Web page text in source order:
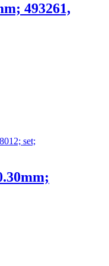
493261,